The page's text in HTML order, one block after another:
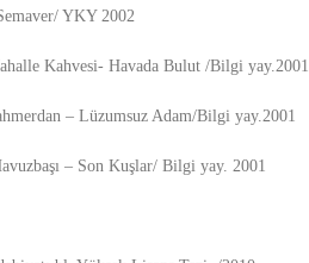
YKY 2002
Kahvesi- Havada Bulut /Bilgi yay.2001
– Lüzumsuz Adam/Bilgi yay.2001
– Son Kuşlar/ Bilgi yay. 2001